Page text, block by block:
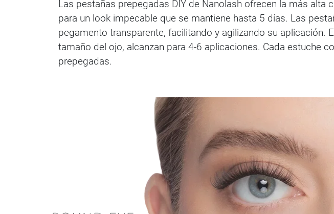
Las pestañas prepegadas DIY de Nanolash ofrecen la más
para un look impecable que se mantiene hasta 5 días. Las
pegamento transparente, facilitando y agilizando su aplicación.
tamaño del ojo, alcanzan para 4-6 aplicaciones. Cada estuche
prepegadas.